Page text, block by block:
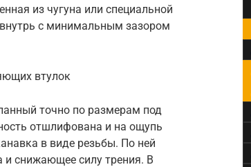
из чугуна или специальной
с минимальным зазором
втулок
точно по размерам под
отшлифована и на ощупь
в виде резьбы. По ней
снижающее силу трения. В